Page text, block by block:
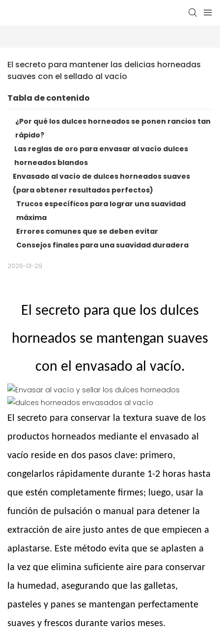
El secreto para mantener las delicias horneadas
suaves con el sellado al vacío
Tabla de contenido
¿Por qué los dulces horneados se ponen rancios tan
rápido?
Las reglas de oro para envasar al vacío dulces
horneados blandos
Envasado al vacío de dulces horneados suaves
(para obtener resultados perfectos)
Trucos específicos para lograr una suavidad
máxima
Errores comunes que se deben evitar
Consejos finales para una suavidad duradera
2026-01-29
El secreto para que los dulces
horneados se mantengan suaves
con el envasado al vacío.
El secreto para conservar la textura suave de los
productos horneados mediante el envasado al
vacío reside en dos pasos clave: primero,
congelarlos rápidamente durante 1-2 horas hasta
que estén completamente firmes; luego, usar la
función de pulsación o manual para detener la
extracción de aire justo antes de que empiecen a
aplastarse. Este método evita que se aplasten a
la vez que elimina suficiente aire para conservar
la humedad, asegurando que las galletas,
pasteles y panes se mantengan perfectamente
suaves y frescos durante varios meses.